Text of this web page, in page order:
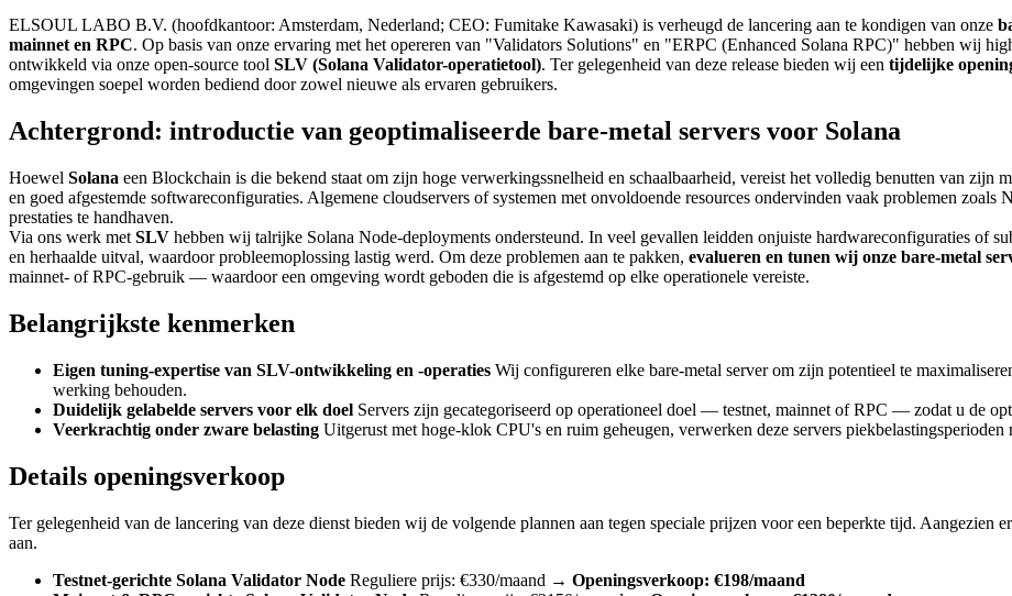
ELSOUL LABO B.V. (hoofdkantoor: Amsterdam, Nederland; CEO: Fumitake Kawasaki) is verheugd de lancering aan te kondigen van onze
mainnet en RPC. Op basis van onze ervaring met het opereren van "Validators Solutions" en "ERPC (Enhanced Solana RPC)" hebben wij
ontwikkeld via onze open-source tool SLV (Solana Validator-operatietool). Ter gelegenheid van deze release bieden wij een tijdelijke
omgevingen soepel worden bediend door zowel nieuwe als ervaren gebruikers.
Achtergrond: introductie van geoptimaliseerde bare-metal servers voor Solana
Hoewel Solana een Blockchain is die bekend staat om zijn hoge verwerkingssnelheid en schaalbaarheid, vereist het volledig benutten van zijn
en goed afgestemde softwareconfiguraties. Algemene cloudservers of systemen met onvoldoende resources ondervinden vaak problemen
prestaties te handhaven.
Via ons werk met SLV hebben wij talrijke Solana Node-deployments ondersteund. In veel gevallen leidden onjuiste hardwareconfiguraties of
en herhaalde uitval, waardoor probleemoplossing lastig werd. Om deze problemen aan te pakken, evalueren en tunen wij onze bare-metal
mainnet- of RPC-gebruik — waardoor een omgeving wordt geboden die is afgestemd op elke operationele vereiste.
Belangrijkste kenmerken
Eigen tuning-expertise van SLV-ontwikkeling en -operaties Wij configureren elke bare-metal server om zijn potentieel te
werking behouden.
Duidelijk gelabelde servers voor elk doel Servers zijn gecategoriseerd op operationeel doel — testnet, mainnet of RPC — zodat u de
Veerkrachtig onder zware belasting Uitgerust met hoge-klok CPU's en ruim geheugen, verwerken deze servers
Details openingsverkoop
Ter gelegenheid van de lancering van deze dienst bieden wij de volgende plannen aan tegen speciale prijzen voor een beperkte tijd. Aangezien
aan.
Testnet-gerichte Solana Validator Node Reguliere prijs: €330/maand → Openingsverkoop: €198/maand